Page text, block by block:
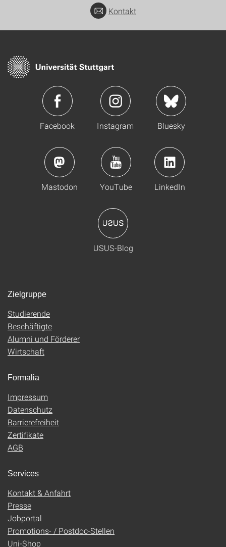
Kontakt
Facebook Instagram Bluesky
Mastodon YouTube LinkedIn
USUS-Blog
Zielgruppe
Studierende
Beschäftigte
Alumni und Förderer
Wirtschaft
Formalia
Impressum
Datenschutz
Barrierefreiheit
Zertifikate
AGB
Services
Kontakt & Anfahrt
Presse
Jobportal
Promotions- / Postdoc-Stellen
Uni-Shop